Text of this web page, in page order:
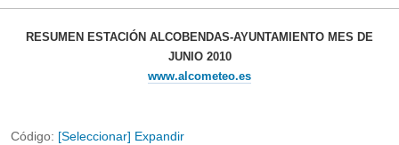
RESUMEN ESTACIÓN ALCOBENDAS-AYUNTAMIENTO MES DE
JUNIO 2010
www.alcometeo.es
Código [Seleccionar] Expandir